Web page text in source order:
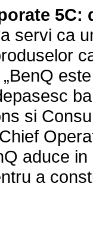
servi ca
si
aduce
a